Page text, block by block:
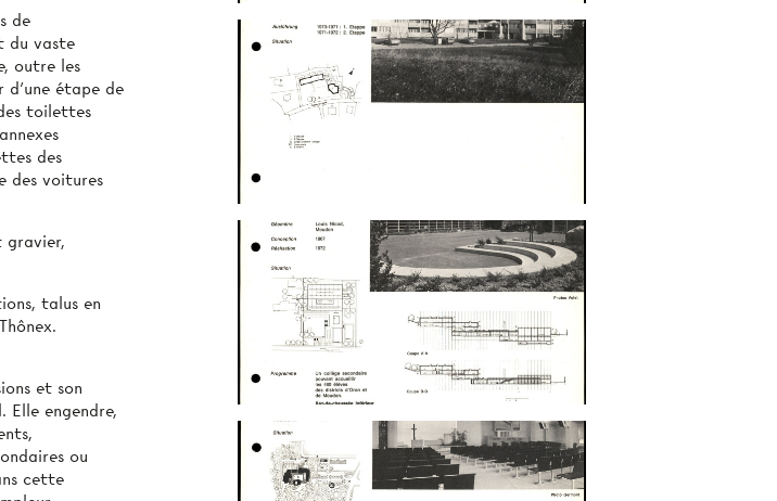
de
du vaste
outre les
d’une étape de
toilettes
des
des voitures
gravier,
talus en
et son
Elle engendre,
ou
cette